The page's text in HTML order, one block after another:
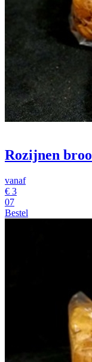
Rozijnen
vanaf
€ 3
07
Bestel